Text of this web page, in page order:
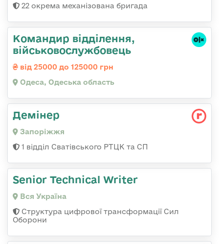
22 окрема механізована бригада
Командир відділення,
військовослужбовець
від 25000 до 125000 грн
Одеса, Одеська область
Демінер
Запоріжжя
1 відділ Сватівського РТЦК та СП
Senior Technical Writer
Вся Україна
Структура цифрової трансформації Сил
Оборони